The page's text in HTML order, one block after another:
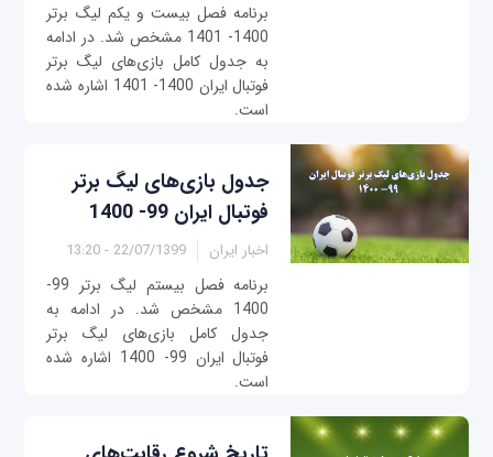
برنامه فصل بیست و یکم لیگ برتر
1400- 1401 مشخص شد. در ادامه
به جدول کامل بازی‌های لیگ برتر
فوتبال ایران 1400- 1401 اشاره شده
است.
جدول بازی‌های لیگ برتر
فوتبال ایران 99- 1400
اخبار ایران 22/07/1399 - 13:20
برنامه فصل بیستم لیگ برتر 99-
1400 مشخص شد. در ادامه به
جدول کامل بازی‌های لیگ برتر
فوتبال ایران 99- 1400 اشاره شده
است.